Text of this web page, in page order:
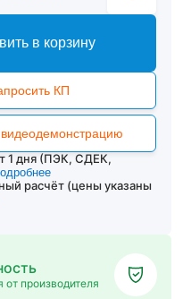
в корзину
КП
1 дня (ПЭК, СДЕК,
расчёт (цены указаны
от производителя